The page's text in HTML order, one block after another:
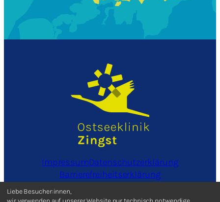
Liebe Besucher:innen,
ImpressumDatenschutzerklärung
Barrierefreiheitserklärung
Informationen in leichter Sprache
Cookieeinstellungen bearbeiten